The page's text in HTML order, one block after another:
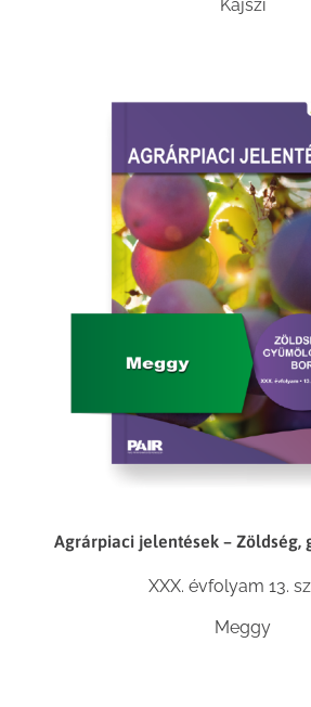
Kajszi
Agrárpiaci jelentések – Zöldség,
XXX. évfolyam 13.
Meggy